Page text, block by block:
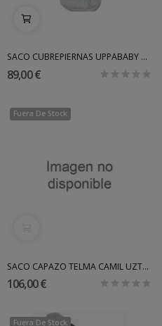
SACO CUBREPIERNAS UPPABABY MICA
89,00 €
Fuera De Stock
SACO CAPAZO TELMA CAMIL UZTURRE
106,00 €
Fuera De Stock